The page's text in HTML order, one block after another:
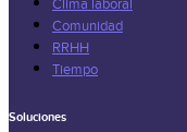
Clima laboral
Comunidad
RRHH
Tiempo
Soluciones